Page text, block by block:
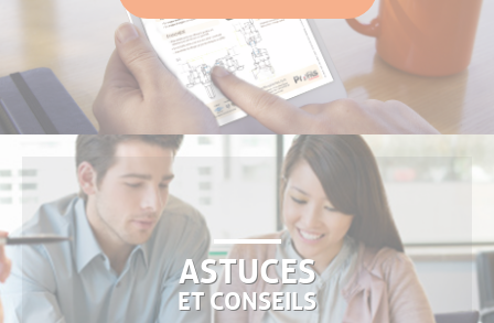
ASTUCES
ET CONSEILS